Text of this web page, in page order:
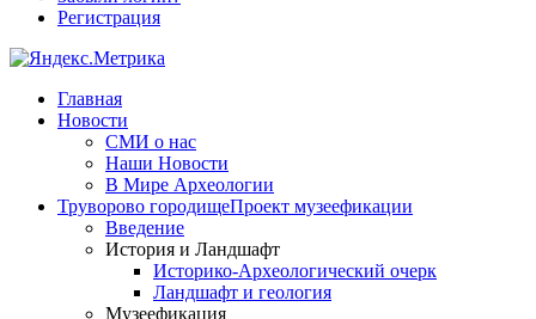
Регистрация
Главная
Новости
СМИ о нас
Наши Новости
В Мире Археологии
Труворово городищеПроект музеефикации
Введение
История и Ландшафт
Историко-Археологический очерк
Ландшафт и геология
Музеефикация